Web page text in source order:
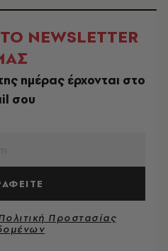
NEWSLETTER
ημέρας έρχονται στο
σου
Προστασίας